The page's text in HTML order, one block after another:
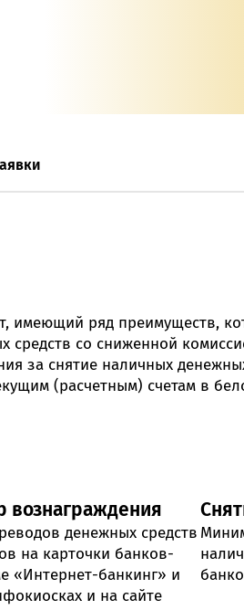
имеющий ряд преимуществ,
со сниженной
за снятие наличных
(расчетным) счетам в
денежных средств
на карточки банков-
«Интернет-банкинг» и
и на сайте